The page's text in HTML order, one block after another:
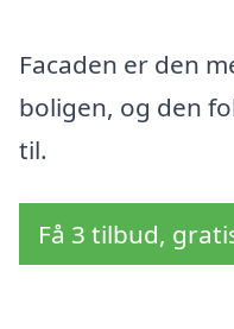
Facaden er den
boligen, og den
til.
Få 3 tilbud,